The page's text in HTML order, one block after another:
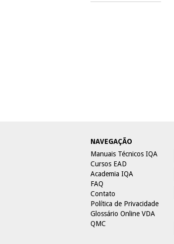
NAVEGAÇÃO
Manuais Técnicos IQA
Cursos EAD
Academia IQA
FAQ
Contato
Política de Privacidade
Glossário Online VDA
QMC